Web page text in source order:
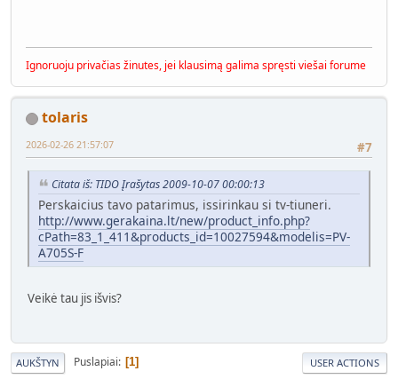
Ignoruoju privačias žinutes, jei klausimą galima spręsti viešai forume
tolaris
#7
2026-02-26 21:57:07
Citata iš: TIDO Įrašytas 2009-10-07 00:00:13
Perskaicius tavo patarimus, issirinkau si tv-tiuneri.
http://www.gerakaina.lt/new/product_info.php?
cPath=83_1_411&products_id=10027594&modelis=PV-
A705S-F
Veikė tau jis išvis?
AUKŠTYN Puslapiai 1 USER ACTIONS